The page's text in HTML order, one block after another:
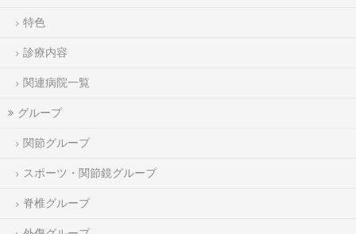
特色
診療内容
関連病院一覧
グループ
関節グループ
スポーツ・関節鏡グループ
脊椎グループ